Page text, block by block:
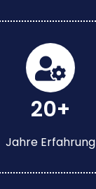
20+
Jahre Erfahrung